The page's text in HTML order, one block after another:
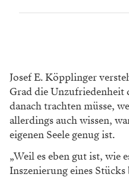
Josef E. Köpplinger
Grad die Unzufriedenheit
danach trachten müsse,
allerdings auch wissen,
eigenen Seele genug ist.
„Weil es eben gut ist, wie
Inszenierung eines